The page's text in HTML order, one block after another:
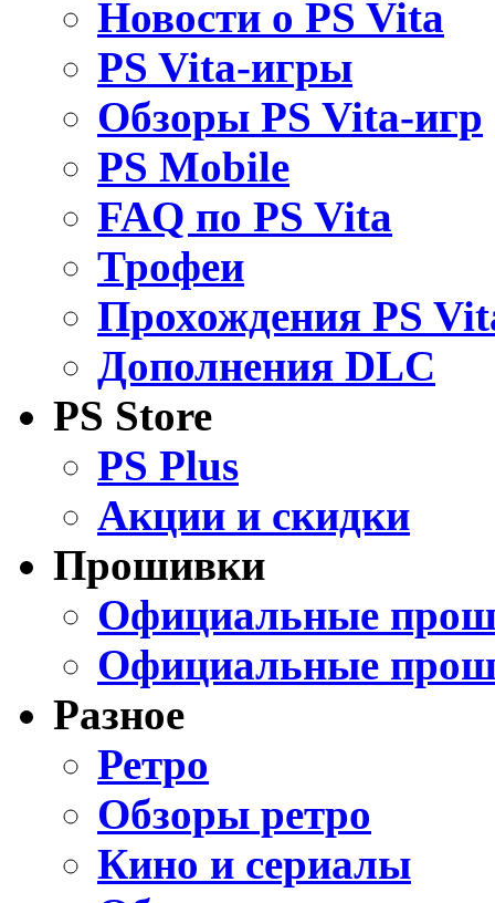
Новости о PS Vita
PS Vita-игры
Обзоры PS Vita-игр
PS Mobile
FAQ по PS Vita
Трофеи
Прохождения PS
Дополнения DLC
PS Store
PS Plus
Акции и скидки
Прошивки
Официальные
Официальные
Разное
Ретро
Обзоры ретро
Кино и сериалы